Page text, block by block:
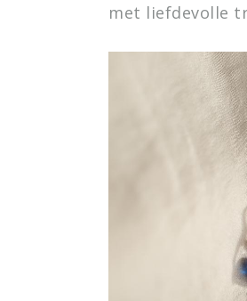
met liefdevolle